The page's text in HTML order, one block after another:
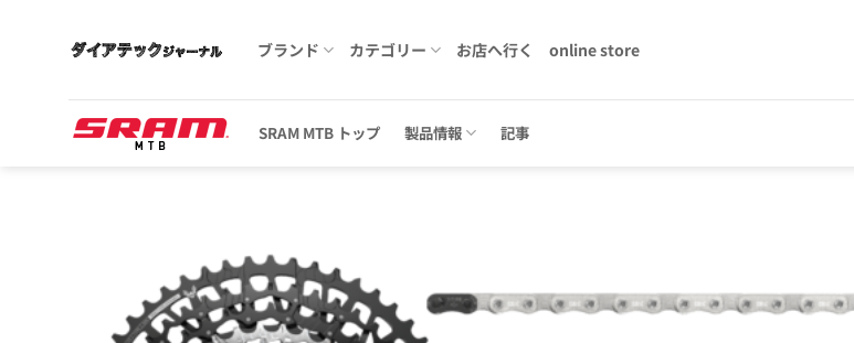
ブランド カテゴリー お店へ行く online store
SRAM MTB トップ 製品情報 記事